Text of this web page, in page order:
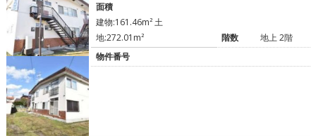
面積
建物:161.46m² 土
地:272.01m²
階数
地上 2階
物件番号